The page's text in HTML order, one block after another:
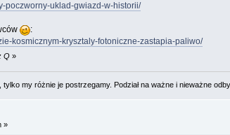
poczworny-uklad-gwiazd-w-historii/
:
kosmicznym-krysztaly-fotoniczne-zastapia-paliwo/
Q»
my różnie je postrzegamy. Podział na ważne i nieważne
»